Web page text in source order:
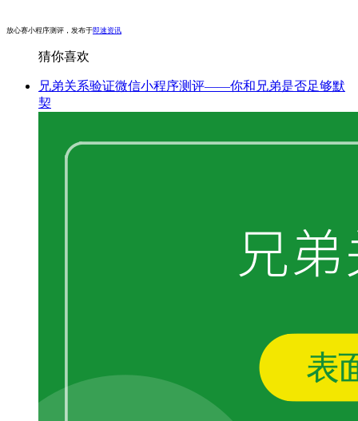
放心赛小程序测评，发布于即速资讯
猜你喜欢
兄弟关系验证微信小程序测评——你和兄弟是否足够默
契